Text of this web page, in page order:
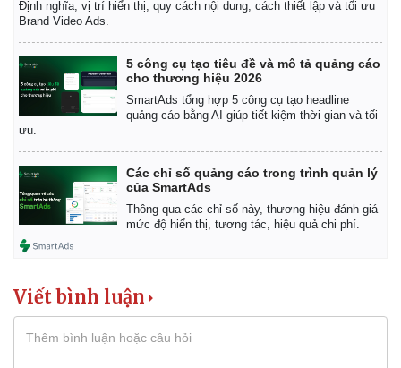
Định nghĩa, vị trí hiển thị, quy cách nội dung, cách thiết lập và tối ưu
Brand Video Ads.
5 công cụ tạo tiêu đề và mô tả quảng cáo
cho thương hiệu 2026
SmartAds tổng hợp 5 công cụ tạo headline
quảng cáo bằng AI giúp tiết kiệm thời gian và tối
ưu.
Các chỉ số quảng cáo trong trình quản lý
của SmartAds
Thông qua các chỉ số này, thương hiệu đánh giá
mức độ hiển thị, tương tác, hiệu quả chi phí.
Viết bình luận